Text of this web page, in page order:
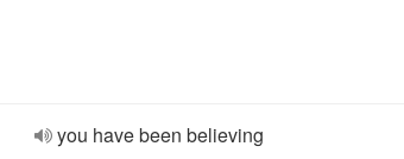
you have been believing